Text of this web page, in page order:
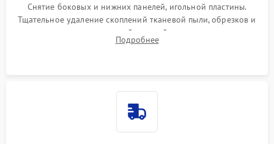
Снятие боковых и нижних панелей, игольной пластины.
Тщательное удаление скоплений тканевой пыли, обрезков и
очесов из зоны петлителей и ножей с помощью жестких
кистей, пинцета и потока сжатого воздуха.
Подробнее